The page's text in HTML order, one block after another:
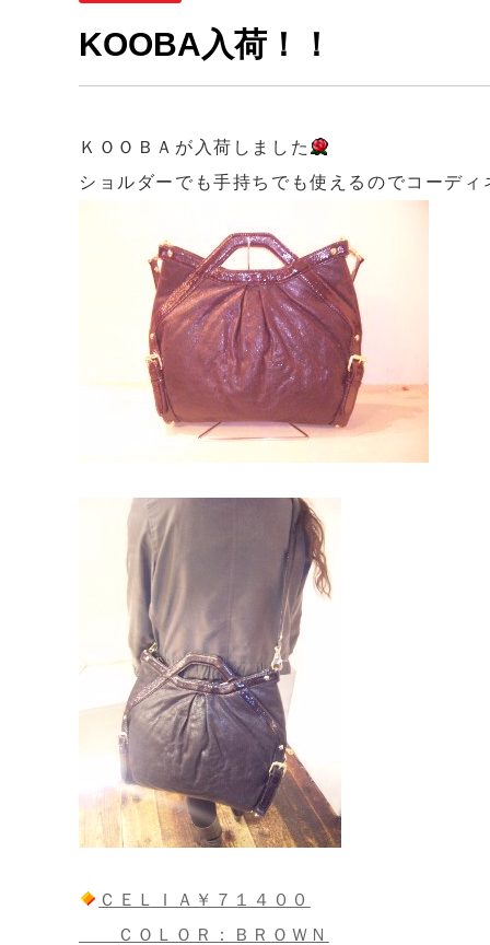
KOOBA入荷！！
ＫＯＯＢＡが入荷しました
ショルダーでも手持ちでも使えるのでコーディ
ＣＥＬＩＡ￥７１４００
ＣＯＬＯＲ：ＢＲＯＷＮ